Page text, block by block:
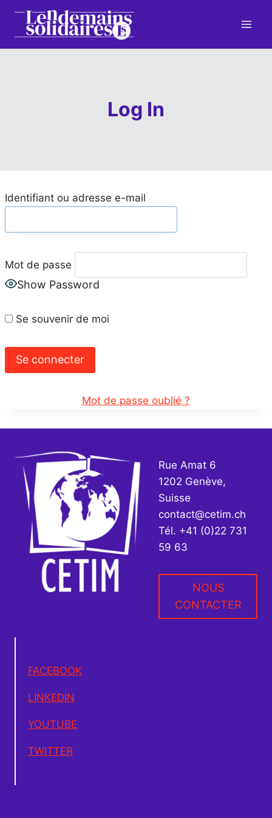
contenu
Log In
Identifiant ou adresse e-mail
Mot de passe
Show Password
Se souvenir de moi
Mot de passe oublié ?
Rue Amat 6
1202 Genève,
Suisse
contact@cetim.ch
Tél. +41 (0)22 731
59 63
NOUS
CONTACTER
FACEBOOK
LINKEDIN
YOUTUBE
TWITTER